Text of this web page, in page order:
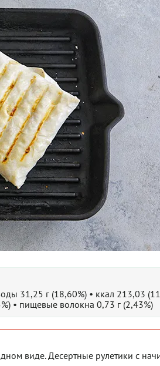
31,25 г (18,60%) • ккал 213,03
• пищевые волокна 0,73 г (2,43%)
виде. Десертные рулетики с